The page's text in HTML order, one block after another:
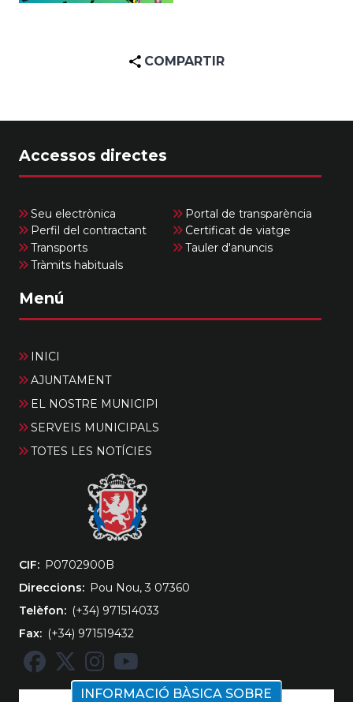
COMPARTIR
Accessos directes
Seu electrònica
Portal de transparència
Perfil del contractant
Certificat de viatge
Transports
Tauler d'anuncis
Tràmits habituals
Menú
INICI
AJUNTAMENT
EL NOSTRE MUNICIPI
SERVEIS MUNICIPALS
TOTES LES NOTÍCIES
CIF
‎P0702900B
Direccions
Pou Nou, 3 07360
Telèfon
(+34) 971514033
Fax
(+34) 971519432
INFORMACIÓ BÀSICA SOBRE